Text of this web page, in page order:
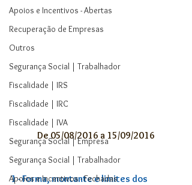
Apoios e Incentivos - Abertas
Recuperação de Empresas
Outros
Segurança Social | Trabalhador
Fiscalidade | IRS
Fiscalidade | IRC
Fiscalidade | IVA
Segurança Social | Empresa
Segurança Social | Trabalhador
Apoios e Incentivos - Fechadas
De 05/08/2016 a 15/09/2016
1 - Forma, montante e limites dos